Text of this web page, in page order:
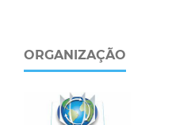
ORGANIZAÇÃO